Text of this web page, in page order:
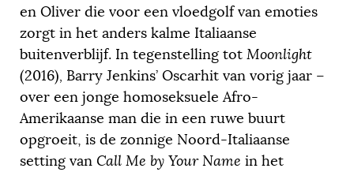
en Oliver die voor een vloedgolf van emoties
zorgt in het anders kalme Italiaanse
buitenverblijf. In tegenstelling tot Moonlight
(2016), Barry Jenkins’ Oscarhit van vorig jaar –
over een jonge homoseksuele Afro-
Amerikaanse man die in een ruwe buurt
opgroeit, is de zonnige Noord-Italiaanse
setting van Call Me by Your Name in het